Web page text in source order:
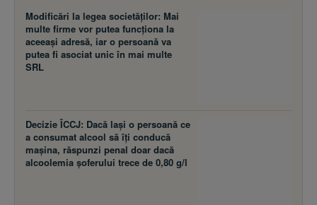
Modificări la legea societăţilor: Mai
multe firme vor putea funcţiona la
aceeaşi adresă, iar o persoană va
putea fi asociat unic în mai multe
SRL
Decizie ÎCCJ: Dacă laşi o persoană ce
a consumat alcool să îţi conducă
maşina, răspunzi penal doar dacă
alcoolemia şoferului trece de 0,80 g/l